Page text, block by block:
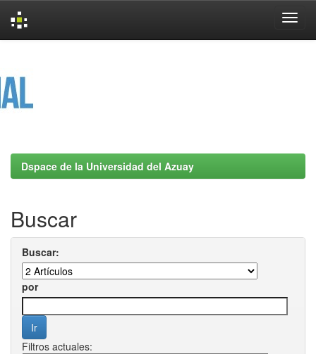
Dspace de la Universidad del Azuay
Buscar
Buscar:
por
Filtros actuales: